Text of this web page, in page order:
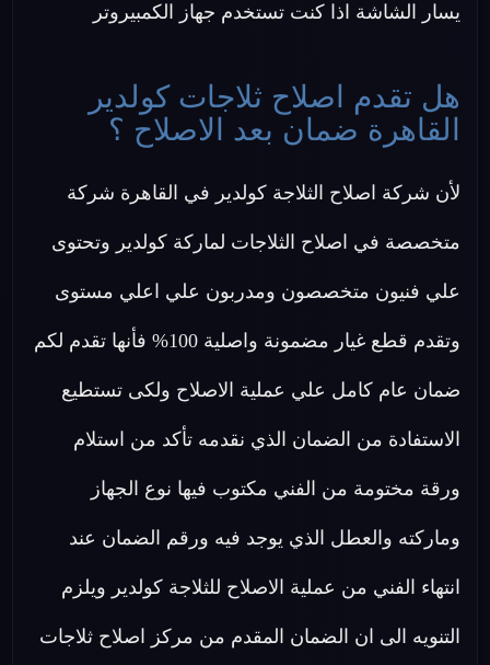
يسار الشاشة اذا كنت تستخدم جهاز الكمبيروتر
هل تقدم اصلاح ثلاجات كولدير
القاهرة ضمان بعد الاصلاح ؟
لأن شركة اصلاح الثلاجة كولدير في القاهرة شركة
متخصصة في اصلاح الثلاجات لماركة كولدير وتحتوى
علي فنيون متخصصون ومدربون علي اعلي مستوى
وتقدم قطع غيار مضمونة واصلية 100% فأنها تقدم لكم
ضمان عام كامل علي عملية الاصلاح ولكى تستطيع
الاستفادة من الضمان الذي نقدمه تأكد من استلام
ورقة مختومة من الفني مكتوب فيها نوع الجهاز
وماركته والعطل الذي يوجد فيه ورقم الضمان عند
انتهاء الفني من عملية الاصلاح للثلاجة كولدير ويلزم
التنويه الى ان الضمان المقدم من مركز اصلاح ثلاجات